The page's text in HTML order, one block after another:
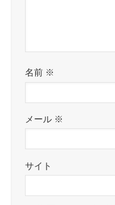
名前 ※
メール ※
サイト